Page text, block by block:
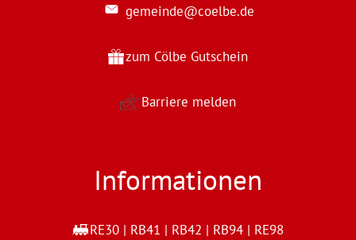
gemeinde@coelbe.de
zum Cölbe Gutschein
Barriere melden
Informationen
RE30 | RB41 | RB42 | RB94 | RE98